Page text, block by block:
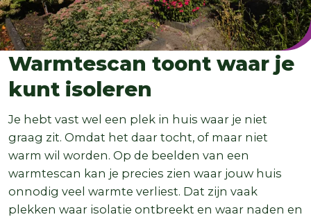
Warmtescan toont waar je
kunt isoleren
Je hebt vast wel een plek in huis waar je niet
graag zit. Omdat het daar tocht, of maar niet
warm wil worden. Op de beelden van een
warmtescan kan je precies zien waar jouw huis
onnodig veel warmte verliest. Dat zijn vaak
plekken waar isolatie ontbreekt en waar naden en